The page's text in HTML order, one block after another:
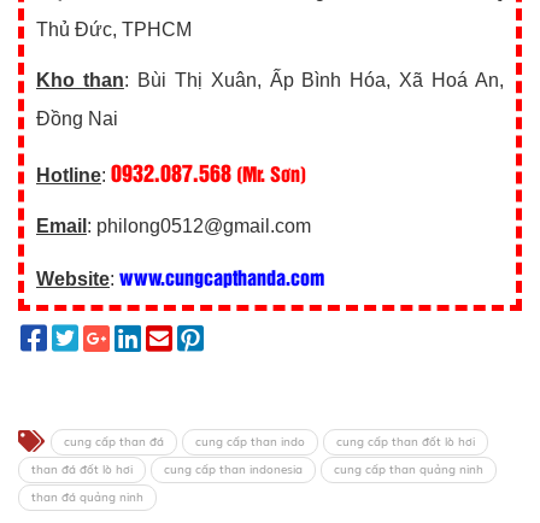
Thủ Đức, TPHCM
Kho than: Bùi Thị Xuân, Ấp Bình Hóa, Xã Hoá An,
Đồng Nai
Hotline: 0932.087.568 (Mr. Sơn)
Email : philong0512@gmail.com
Website: www.cungcapthanda.com
cung cấp than đá cung cấp than indo
cung cấp than đốt lò hơi
than đá đốt lò hơi
cung cấp than indonesia
cung cấp than quảng ninh
than đá quảng ninh